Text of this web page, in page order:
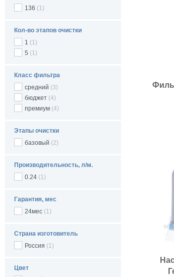
136 (1)
Кол-во этапов очистки
1 (1)
5 (1)
Класс фильтра
средний (3)
бюджет (4)
премиум (4)
Этапы очистки
базовый (2)
Производительность, л/м.
0.24 (1)
Гарантия, мес
24мес (1)
Страна изготовитель
Россия (1)
Цвет